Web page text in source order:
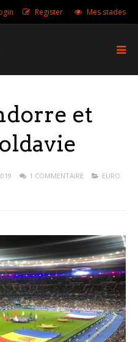
Register Mes stades
et
1 COMMENTAIRE
EURO